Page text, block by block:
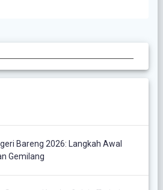
Bareng 2026: Langkah Awal
Gemilang